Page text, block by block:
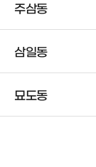
주삼동
삼일동
묘도동